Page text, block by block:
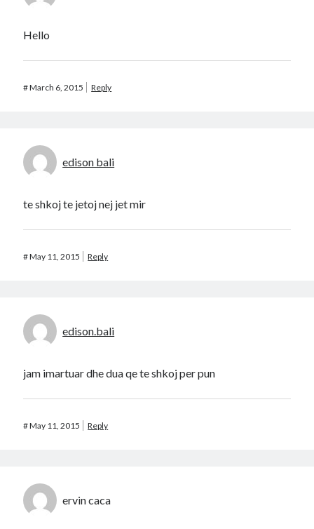
Hello
#March 6, 2015 Reply
edison bali
te shkoj te jetoj nej jet mir
#May 11, 2015 Reply
edison.bali
jam imartuar dhe dua qe te shkoj per pun
#May 11, 2015 Reply
ervin caca